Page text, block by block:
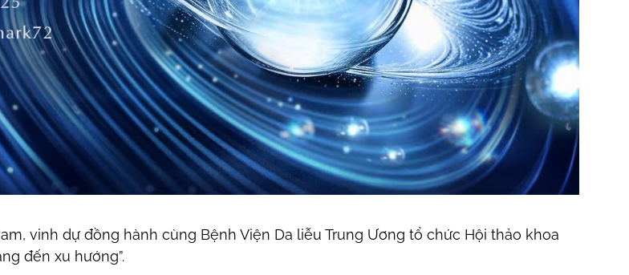
vinh dự đồng hành cùng Bệnh Viện Da liễu Trung Ương tổ chức Hội thảo khoa
đến xu hướng”.